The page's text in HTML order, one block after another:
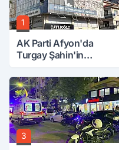
1
AK Parti Afyon'da
Turgay Şahin'in
3